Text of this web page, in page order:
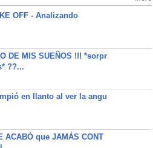
OFF - Analizando
DE MIS SUEÑOS !!! *sorpr
??...
en llanto al ver la angu
ACABÓ que JAMÁS CONT